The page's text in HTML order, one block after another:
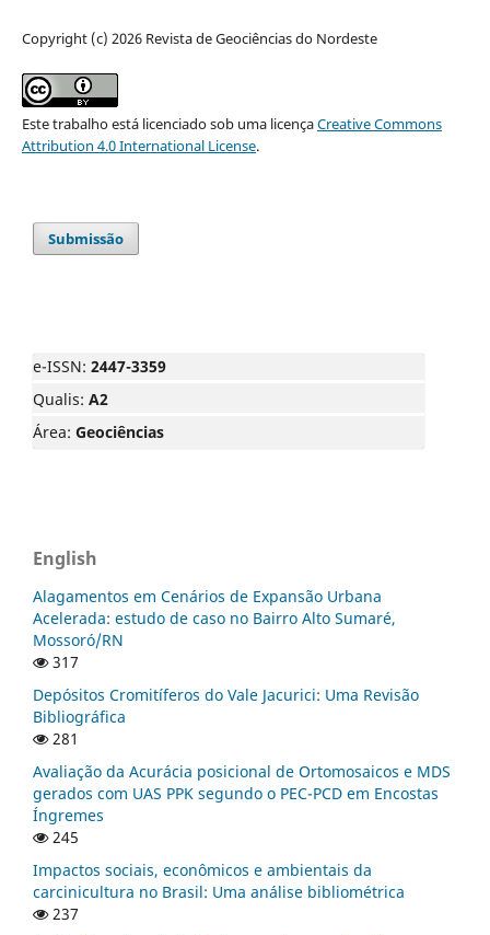
Copyright (c) 2026 Revista de Geociências do Nordeste
Este trabalho está licenciado sob uma licençaCreative Commons
Attribution 4.0 International License.
Submissão
e-ISSN: 2447-3359
Qualis: A2
Área: Geociências
English
Alagamentos em Cenários de Expansão Urbana
Acelerada: estudo de caso no Bairro Alto Sumaré,
Mossoró/RN
317
Depósitos Cromitíferos do Vale Jacurici: Uma Revisão
Bibliográfica
281
Avaliação da Acurácia posicional de Ortomosaicos e MDS
gerados com UAS PPK segundo o PEC-PCD em Encostas
Íngremes
245
Impactos sociais, econômicos e ambientais da
carcinicultura no Brasil: Uma análise bibliométrica
237